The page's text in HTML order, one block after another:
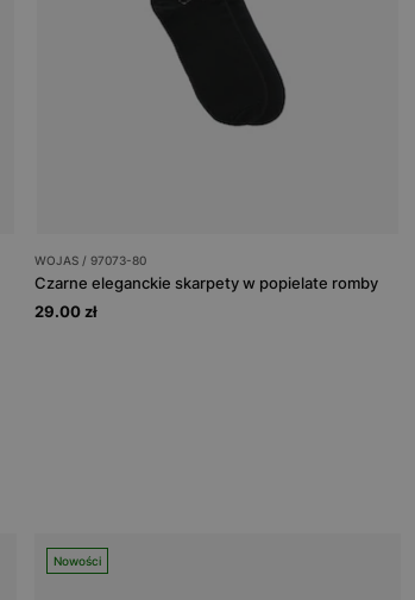
WOJAS / 97073-80
Czarne eleganckie skarpety w popielate romby
29.00 zł
Nowości